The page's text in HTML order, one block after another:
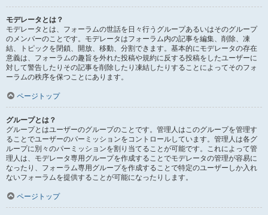
モデレータとは？
モデレータとは、フォーラムの世話を日々行うグループあるいはそのグループ
のメンバーのことです。モデレータはフォーラム内の記事を編集、削除、凍
結、トピックを閉鎖、開放、移動、分割できます。基本的にモデレータの存在
意義は、フォーラムの趣旨を外れた投稿や規約に反する投稿をしたユーザーに
対して警告したりその記事を削除したり凍結したりすることによってそのフォ
ーラムの秩序を保つことにあります。
ページトップ
グループとは？
グループとはユーザーのグループのことです。管理人はこのグループを管理す
ることでユーザーのパーミッションをコントロールしています。管理人は各グ
ループに別々のパーミッションを割り当てることが可能です。これによって管
理人は、モデレータ専用グループを作成することでモデレータの管理が容易に
なったり、フォーラム専用グループを作成することで特定のユーザーしか入れ
ないフォーラムを提供することが可能になったりします。
ページトップ